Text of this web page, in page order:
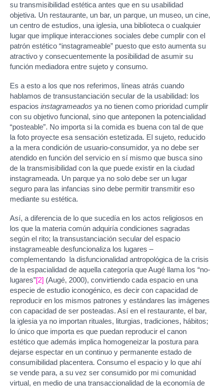
su transmisibilidad estética antes que en su usabilidad
objetiva. Un restaurante, un bar, un parque, un museo, un cine,
un centro de estudios, una iglesia, una biblioteca o cualquier
lugar que implique interacciones sociales debe cumplir con el
patrón estético “instagrameable” puesto que esto aumenta su
atractivo y consecuentemente la posibilidad de asumir su
función mediadora entre sujeto y consumo.
Es a esto a los que nos referimos, líneas atrás cuando
hablamos de transustanciación secular de la usabilidad: los
espacios instagrameados ya no tienen como prioridad cumplir
con su objetivo funcional, sino que anteponen la potencialidad
“posteable”. No importa si la comida es buena con tal de que
la foto proyecte esa sensación estetizada. El sujeto, reducido
a la mera condición de usuario-consumidor, ya no debe ser
atendido en función del servicio en sí mismo que busca sino
de la transmisibilidad con la que puede existir en la ciudad
instagrameada. Un parque ya no solo debe ser un lugar
seguro para las infancias sino debe permitir transmitir eso
mediante su estética.
Así, a diferencia de lo que sucedía en los actos religiosos en
los que la materia común adquiría condiciones sagradas
según el rito; la transustanciación secular del espacio
instagrameable desfuncionaliza los lugares –
complementando la disfuncionalidad antropológica de la crisis
de la espacialidad de aquella categoría que Augé llama los “no-
lugares”[2] (Augé, 2000), convirtiendo cada espacio en una
especie de estudio iconogénico, es decir con capacidad de
reproducir en los mismos patrones y estándares las imágenes
con capacidad de ser posteadas. Así en el restaurante, el bar,
la iglesia ya no importan rituales, liturgias, tradiciones, hábitos;
lo único que importa es que puedan reproducir el canon
estético que además implica homogeneizar la postura para
dejarse espectar en un continuo y permanente estado de
consumibilidad placentera. Consumo el espacio y lo que ahí
se vende para, a su vez ser consumido por mi comunidad
virtual, en medio de una transaccionalidad de la economía de